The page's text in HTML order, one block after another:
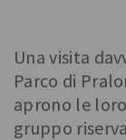
Una visita
Parco di
aprono le
gruppo